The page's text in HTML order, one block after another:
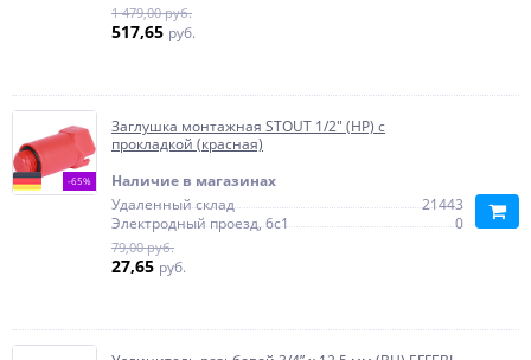
1 479,00 руб.
517,65 руб.
-65%
Заглушка монтажная STOUT 1/2" (НР) с
прокладкой (красная)
Наличие в магазинах
Удаленный склад
21443
Электродный проезд, 6с1
0
79,00 руб.
27,65 руб.